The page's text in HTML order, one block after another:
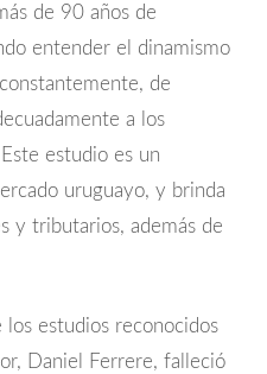
de 90 años de
entender el dinamismo
de
a los
estudio es un
uruguayo, y brinda
y tributarios, además de
estudios reconocidos
Daniel Ferrere, falleció